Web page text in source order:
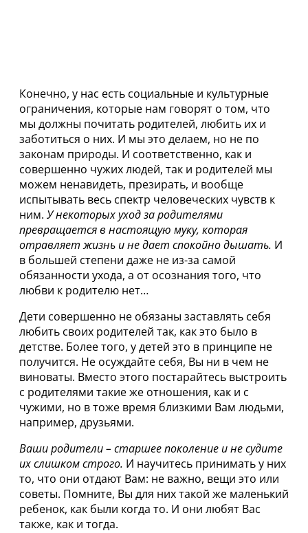
Конечно, у нас есть социальные и культурные
ограничения, которые нам говорят о том, что
мы должны почитать родителей, любить их и
заботиться о них. И мы это делаем, но не по
законам природы. И соответственно, как и
совершенно чужих людей, так и родителей мы
можем ненавидеть, презирать, и вообще
испытывать весь спектр человеческих чувств к
ним. У некоторых уход за родителями
превращается в настоящую муку, которая
отравляет жизнь и не дает спокойно дышать. И
в большей степени даже не из-за самой
обязанности ухода, а от осознания того, что
любви к родителю нет…
Дети совершенно не обязаны заставлять себя
любить своих родителей так, как это было в
детстве. Более того, у детей это в принципе не
получится. Не осуждайте себя, Вы ни в чем не
виноваты. Вместо этого постарайтесь выстроить
с родителями такие же отношения, как и с
чужими, но в тоже время близкими Вам людьми,
например, друзьями.
Ваши родители – старшее поколение и не судите
их слишком строго. И научитесь принимать у них
то, что они отдают Вам: не важно, вещи это или
советы. Помните, Вы для них такой же маленький
ребенок, как были когда то. И они любят Вас
также, как и тогда.